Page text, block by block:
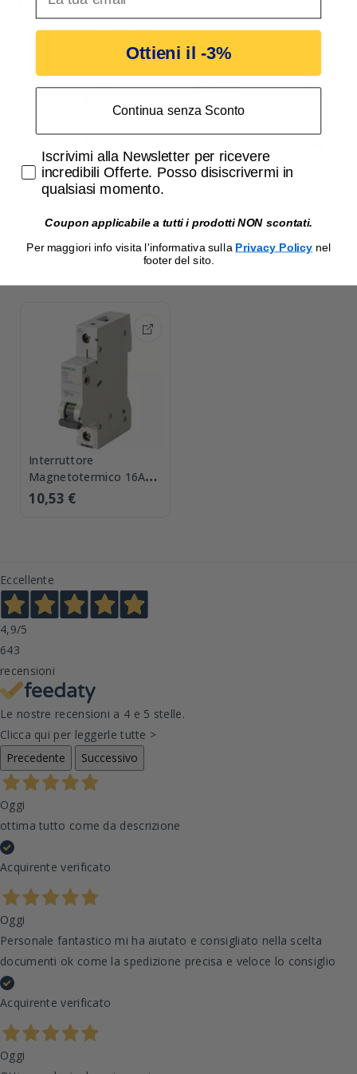
acquistato anche:
Interruttore
6kA 1P Siemens
10,53 €
-13,00 €
Starter Kit Matix Go
128,00 € 115,00 €
Interruttore
Magnetotermico 16A
6kA 1P Siemens
5SL61167BB
10,53 €
Eccellente
4,9/5
643
recensioni
Le nostre recensioni a 4 e 5 stelle.
Clicca qui per leggerle tutte >
Precedente
Successivo
Oggi
ottima tutto come da descrizione
Acquirente verificato
Oggi
Personale fantastico mi ha aiutato e consigliato nella scelta
documenti ok come la spedizione precisa e veloce lo consiglio
Acquirente verificato
Oggi
Ottieni il -3%
Continua senza Sconto
Accetta di ricevere email promozionali
Iscrivimi alla Newsletter per ricevere
incredibili Offerte. Posso disiscrivermi in
qualsiasi momento.
Coupon applicabile a tutti i prodotti NON scontati.
Per maggiori info visita l'informativa sulla Privacy Policy nel
footer del sito.